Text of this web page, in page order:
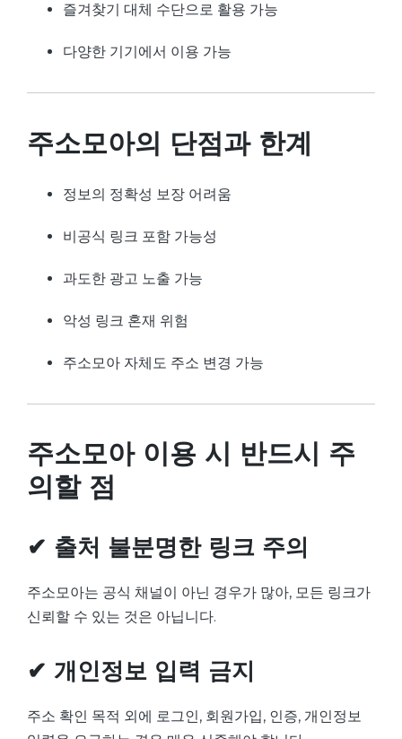
즐겨찾기 대체 수단으로 활용 가능
다양한 기기에서 이용 가능
주소모아의 단점과 한계
정보의 정확성 보장 어려움
비공식 링크 포함 가능성
과도한 광고 노출 가능
악성 링크 혼재 위험
주소모아 자체도 주소 변경 가능
주소모아 이용 시 반드시 주
의할 점
✔ 출처 불분명한 링크 주의
주소모아는 공식 채널이 아닌 경우가 많아, 모든 링크가
신뢰할 수 있는 것은 아닙니다.
✔ 개인정보 입력 금지
주소 확인 목적 외에 로그인, 회원가입, 인증, 개인정보